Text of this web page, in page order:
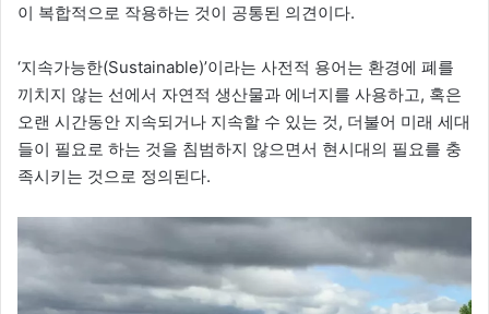
이 복합적으로 작용하는 것이 공통된 의견이다.
‘지속가능한(Sustainable)’이라는 사전적 용어는 환경에 폐를
끼치지 않는 선에서 자연적 생산물과 에너지를 사용하고, 혹은
오랜 시간동안 지속되거나 지속할 수 있는 것, 더불어 미래 세대
들이 필요로 하는 것을 침범하지 않으면서 현시대의 필요를 충
족시키는 것으로 정의된다.